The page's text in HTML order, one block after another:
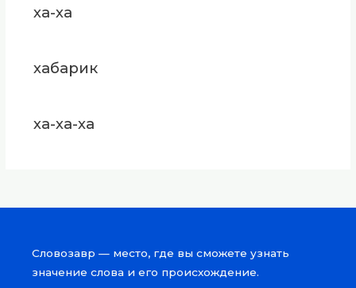
ха-ха
хабарик
ха-ха-ха
Словозавр — место, где вы сможете узнать
значение слова и его происхождение.